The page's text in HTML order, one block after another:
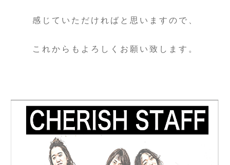
感じていただければと思いますので、
これからもよろしくお願い致します。